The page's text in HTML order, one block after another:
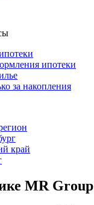
ипотеки
за накопления
край
MR Group